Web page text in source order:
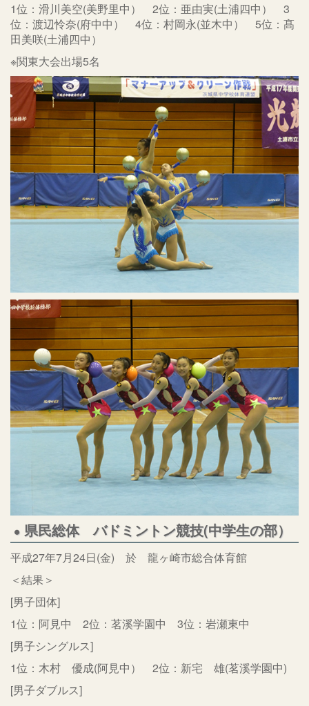
1位：滑川美空(美野里中） 2位：亜由実(土浦四中） 3
位：渡辺怜奈(府中中） 4位：村岡永(並木中） 5位：髙
田美咲(土浦四中）
※関東大会出場5名
県民総体 バドミントン競技(中学生の部）
平成27年7月24日(金) 於 龍ヶ崎市総合体育館
＜結果＞
[男子団体]
1位：阿見中 2位：茗溪学園中 3位：岩瀬東中
[男子シングルス]
1位：木村 優成(阿見中） 2位：新宅 雄(茗溪学園中)
[男子ダブルス]